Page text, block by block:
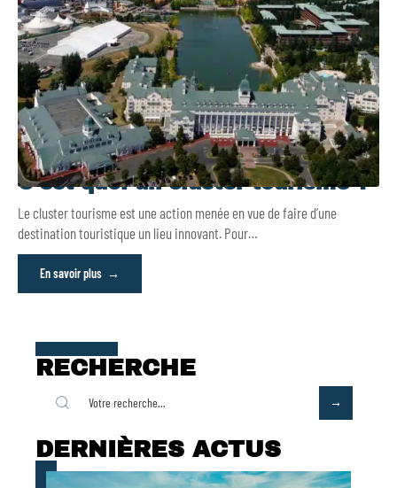
C’est quoi un cluster tourisme ?
Le cluster tourisme est une action menée en vue de faire d’une
destination touristique un lieu innovant. Pour…
En savoir plus
RECHERCHE
DERNIÈRES ACTUS